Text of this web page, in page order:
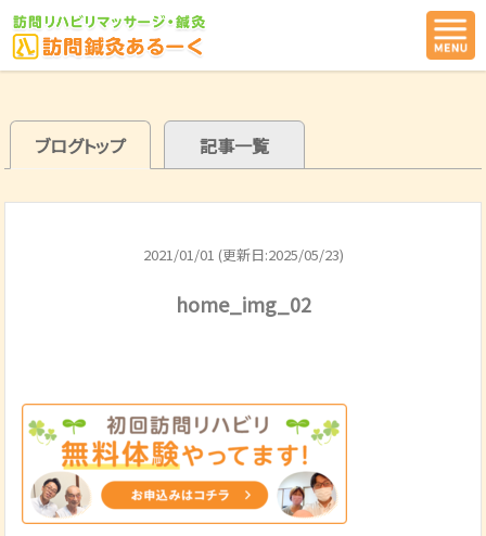
ブログトップ 記事一覧
2021/01/01 (更新日:2025/05/23)
home_img_02